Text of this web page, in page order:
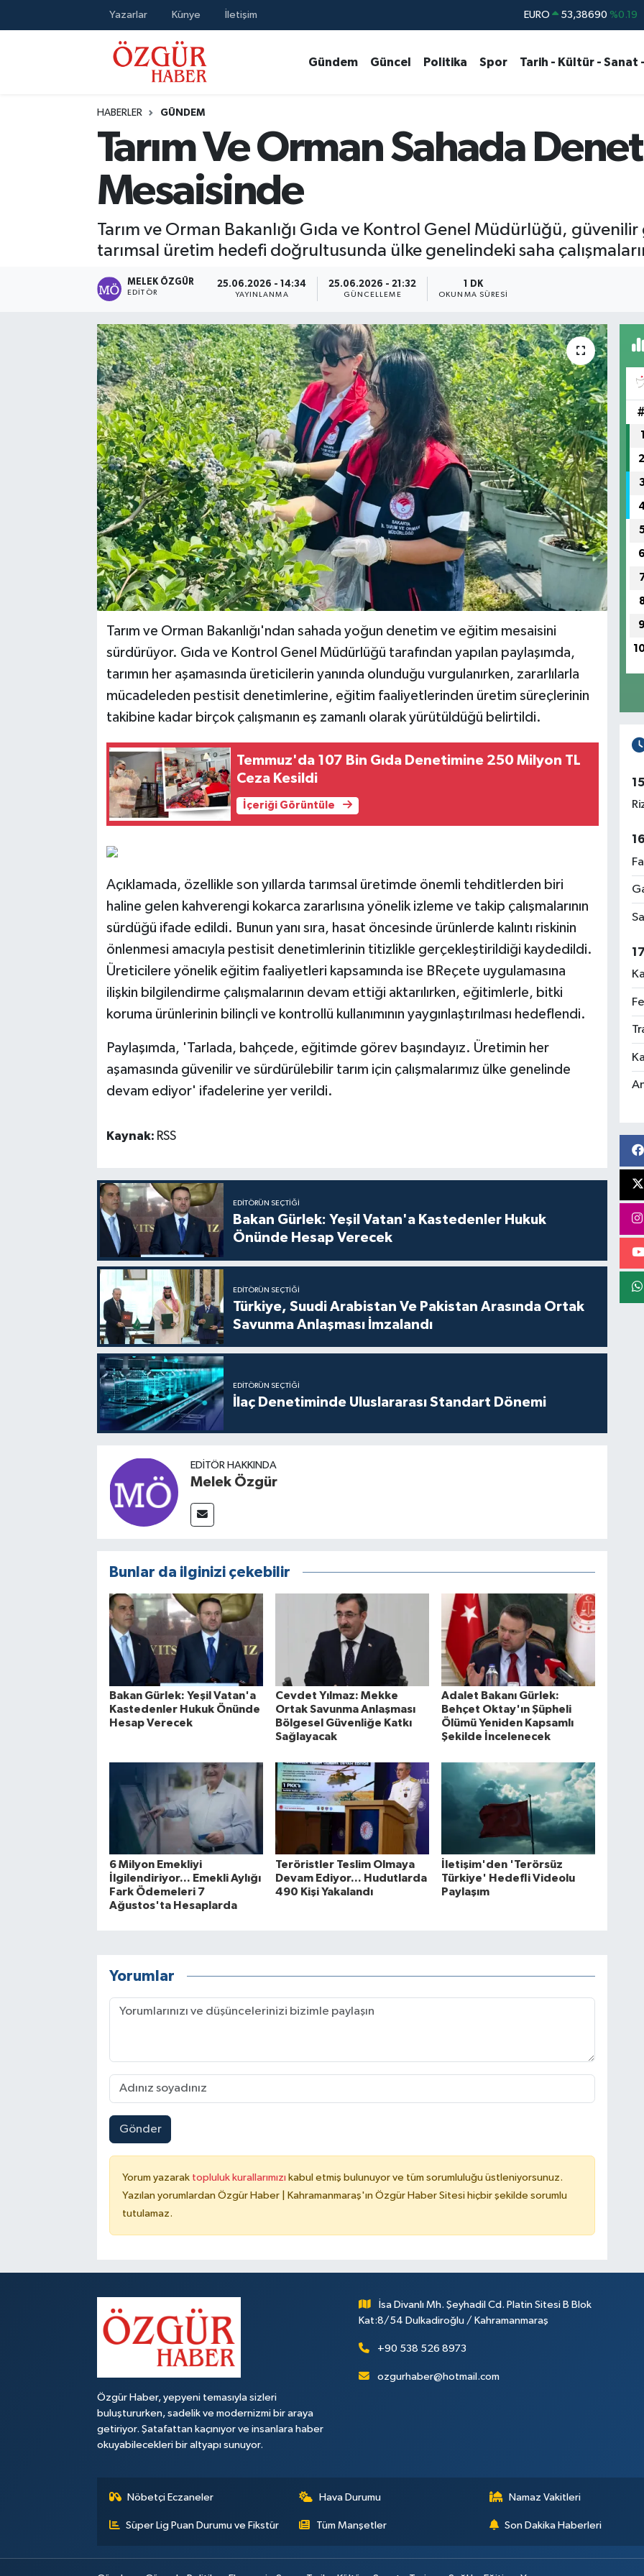
Yazarlar Künye İletişim STERLİN 61,60380 %0.18
BİST100 14.598,00 %0
EURO 53,38690 %0.19
Gündem Güncel Politika Spor Tarih - Kültür - Sanat
HABERLER GÜNDEM
Tarım Ve Orman Sahada
Mesaisinde
Tarım ve Orman Bakanlığı Gıda ve Kontrol Genel Müdürlüğü,
tarımsal üretim hedefi doğrultusunda ülke genelindeki saha
MELEK ÖZGÜR
EDITÖR
25.06.2026 - 14:34
YAYINLANMA
25.06.2026 - 21:32
GÜNCELLEME
1 DK
OKUNMA SÜRESI
Tarım ve Orman Bakanlığı'ndan sahada yoğun denetim ve eğitim mesaisini
sürdürüyor. Gıda ve Kontrol Genel Müdürlüğü tarafından yapılan paylaşımda,
tarımın her aşamasında üreticilerin yanında olunduğu vurgulanırken, zararlılarla
mücadeleden pestisit denetimlerine, eğitim faaliyetlerinden üretim süreçlerinin
takibine kadar birçok çalışmanın eş zamanlı olarak yürütüldüğü belirtildi.
Temmuz'da 107 Bin Gıda Denetimine 250 Milyon TL
Ceza Kesildi
İçeriği Görüntüle
Açıklamada, özellikle son yıllarda tarımsal üretimde önemli tehditlerden biri
haline gelen kahverengi kokarca zararlısına yönelik izleme ve takip çalışmalarının
sürdüğü ifade edildi. Bunun yanı sıra, hasat öncesinde ürünlerde kalıntı riskinin
önlenmesi amacıyla pestisit denetimlerinin titizlikle gerçekleştirildiği kaydedildi.
Üreticilere yönelik eğitim faaliyetleri kapsamında ise BReçete uygulamasına
ilişkin bilgilendirme çalışmalarının devam ettiği aktarılırken, eğitimlerle, bitki
koruma ürünlerinin bilinçli ve kontrollü kullanımının yaygınlaştırılması hedeflendi.
Paylaşımda, 'Tarlada, bahçede, eğitimde görev başındayız. Üretimin her
aşamasında güvenilir ve sürdürülebilir tarım için çalışmalarımız ülke genelinde
devam ediyor' ifadelerine yer verildi.
Kaynak: RSS
EDITÖRÜN SEÇTIĞI
Bakan Gürlek: Yeşil Vatan'a Kastedenler Hukuk
Önünde Hesap Verecek
EDITÖRÜN SEÇTIĞI
Türkiye, Suudi Arabistan Ve Pakistan Arasında Ortak
Savunma Anlaşması İmzalandı
EDITÖRÜN SEÇTIĞI
İlaç Denetiminde Uluslararası Standart Dönemi
EDITÖR HAKKINDA
Melek Özgür
Bunlar da ilginizi çekebilir
Bakan Gürlek: Yeşil Vatan'a
Kastedenler Hukuk Önünde
Hesap Verecek
Cevdet Yılmaz: Mekke
Ortak Savunma Anlaşması
Bölgesel Güvenliğe Katkı
Sağlayacak
Adalet Bakanı Gürlek:
Behçet Oktay'ın Şüpheli
Ölümü Yeniden Kapsamlı
Şekilde İncelenecek
6 Milyon Emekliyi
İlgilendiriyor... Emekli Aylığı
Fark Ödemeleri 7
Ağustos'ta Hesaplarda
Teröristler Teslim Olmaya
Devam Ediyor... Hudutlarda
490 Kişi Yakalandı
İletişim'den 'Terörsüz
Türkiye' Hedefli Videolu
Paylaşım
Yorumlar
Gönder
Yorum yazarak topluluk kurallarımızı kabul etmiş bulunuyor ve tüm sorumluluğu üstleniyorsunuz.
Yazılan yorumlardan Özgür Haber | Kahramanmaraş'ın Özgür Haber Sitesi hiçbir şekilde sorumlu
tutulamaz.
#
1
2
6
9
Özgür Haber, yepyeni temasıyla sizleri
buluştururken, sadelik ve modernizmi bir araya
getiriyor. Şatafattan kaçınıyor ve insanlara haber
okuyabilecekleri bir altyapı sunuyor.
İsa Divanlı Mh. Şeyhadil Cd. Platin Sitesi B Blok
Kat:8/54 Dulkadiroğlu / Kahramanmaraş
+90 538 526 8973
ozgurhaber@hotmail.com
Nöbetçi Eczaneler Hava Durumu Namaz Vakitleri
Süper Lig Puan Durumu ve Fikstür Tüm Manşetler Son Dakika Haberleri
MODA - GÜZELLİK
Tarih - Kültür - Sanat - Turizm
Nöbetçi Eczaneler
Trafik Durumu
Süper Lig Puan Durumu ve Fikstür
Tüm Manşetler
Son Dakika Haberleri